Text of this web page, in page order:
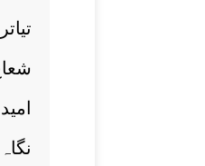
تياتر
اميد